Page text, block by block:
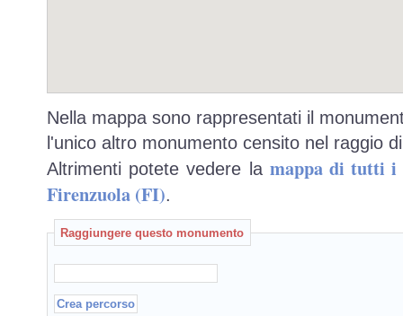
Nella mappa sono rappresentati il
l'unico altro monumento censito nel raggio
Altrimenti potete vedere la mappa di tutti i
Firenzuola (FI).
Raggiungere questo monumento